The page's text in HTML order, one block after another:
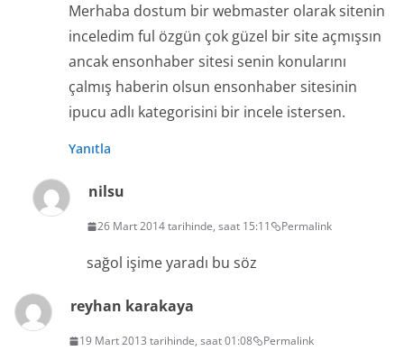
Merhaba dostum bir webmaster olarak sitenin
inceledim ful özgün çok güzel bir site açmışsın
ancak ensonhaber sitesi senin konularını
çalmış haberin olsun ensonhaber sitesinin
ipucu adlı kategorisini bir incele istersen.
Yanıtla
nilsu
26 Mart 2014 tarihinde, saat 15:11 Permalink
sağol işime yaradı bu söz
reyhan karakaya
19 Mart 2013 tarihinde, saat 01:08 Permalink